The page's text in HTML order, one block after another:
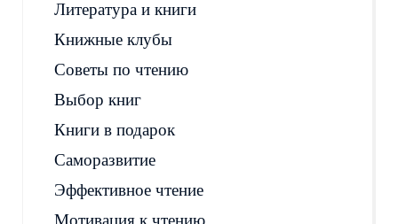
Литература и книги
Книжные клубы
Советы по чтению
Выбор книг
Книги в подарок
Саморазвитие
Эффективное чтение
Мотивация к чтению